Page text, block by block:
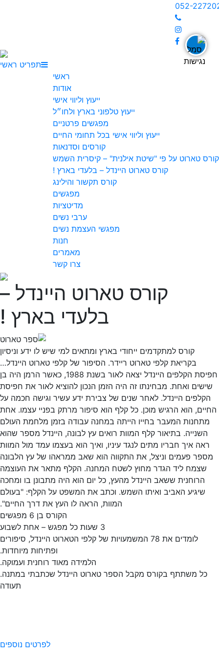
052-
תפריט ראשי
ראשי
אודות
ייעוץ וליווי אישי
ייעוץ טלפוני בארץ ולחו״ל
מפגשים פרטניים
ייעוץ וליווי אישי בכל תחומי החיים
קורסים וסדנאות
טארוט על פי "שיטת אילנית" – קיסרית השמש
קורס טארוט היינדל – בלעדי בארץ !
קורס תקשור והילינג
מפגשים
מדיטציות
ערבי נשים
מפגשי העצמת נשים
חנות
מאמרים
צרו קשר
קורס טארוט היינדל –
בלעדי בארץ !
קורס למתקדמים ייחודי בארץ ומתאים למי שיש לו ידע וניסיון
בקריאת קלפי טארוט ריידר. הסיפור של קלפי טארוט היינדל…
חפיסת הקלפים היינדל יצאה לאור בשנת 1988, כאשר הרמן היה בן
ואחת. מבחינתו זה היה הזמן הנכון להוציא לאור את חפיסת
הקלפים היינדל. לאחר שנים של צבירת ידע עשיר וגישה חכמה על
הוא הרגיש מוכן. כל קלף הוא סיפור מרתק בפניי עצמו. אחת
מתחנות המעבר בחייו הייתה במחנה עבודה בזמן מלחמת העולם
השנייה. בתיאור קלף המוות רואים עץ לבונה, היינדל מספר שהוא
ראה איך חבריו מתים לנגד עיניו, ואיך הוא בעצמו עמד מול המוות
פעמים וניצל, את התקווה הוא שאב ממראהו של עץ הלבונה
שצמח ליד הגדר מחוץ לשטח המחנה. הקלף מתאר את העוצמה
הרוחנית ששאב היינדל מהעץ, כל יום הוא היה מתבונן בו ומחכה
שיגיע האביב ואיתו השמש. וכתב את המשפט על הקלף: "בעולם
המוות, הראה לו העץ את דרך החיים".
הקורס בן 6 מפגשים
לומדים את 78 המשמעויות של קלפי הטארוט היינדל, סיפורים
ופתיחות מיוחדות.
הלמידה מאוד רוחנית ועמוקה.
כל משתתף בקורס מקבל הספר טארוט היינדל שכתבתי במתנה.
תעודה
לפרטים נוספים
visibility_off
title
סימון כותרות
זום
zoom_out
zoom_in
התקרב
גופנים
add_circle_outline
brightness_high
brightness_low
ניגודיות כהה
קישורים
format_underlined
קו תחתי לקישורים
font_download
סימון קישורים
cached
איפוס כל ההגדרות